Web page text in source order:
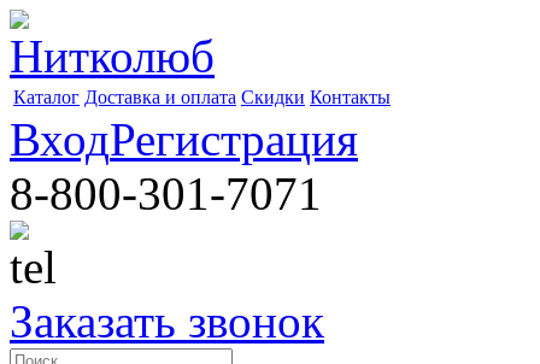
Каталог Доставка и оплата Скидки Контакты
ВходРегистрация
8-800-301-7071
Заказать звонок